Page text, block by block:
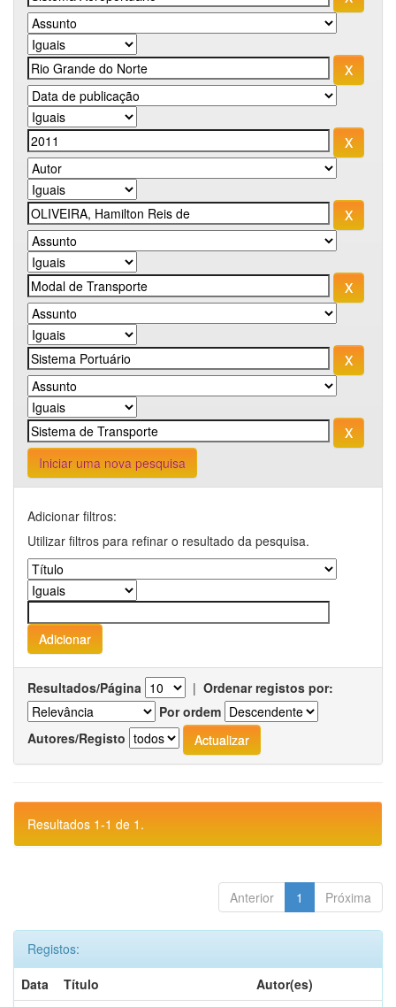
Iniciar uma nova pesquisa
Adicionar filtros:
Utilizar filtros para refinar o resultado da pesquisa.
Resultados/Página | Ordenar registos por:
Por ordem
Autores/Registo
Resultados 1-1 de 1.
Anterior 1 Próxima
Registos:
Data
Título
Autor(es)